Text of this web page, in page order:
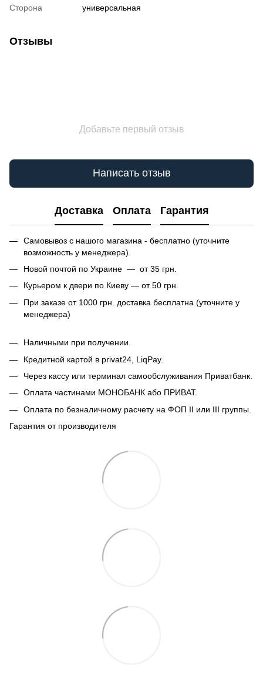
Сторона
универсальная
Отзывы
Добавьте первый отзыв
Написать отзыв
Доставка Оплата Гарантия
Самовывоз с нашого магазина - бесплатно (уточните
возможность у менеджера).
Новой почтой по Украине — от 35 грн.
Курьером к двери по Киеву — от 50 грн.
При заказе от 1000 грн. доставка бесплатна (уточните у
менеджера)
Наличными при получении.
Кредитной картой в privat24, LiqPay.
Через кассу или терминал самообслуживания Приватбанк.
Оплата частинами МОНОБАНК або ПРИВАТ.
Оплата по безналичному расчету на ФОП II или III группы.
Гарантия от производителя